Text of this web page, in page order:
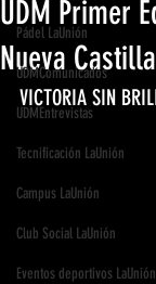
Pádel LaUnión
UDMComunicados
UDMEntrevistas
Tecnificación LaUnión
Campus LaUnión
Club Social LaUnión
Eventos deportivos LaUnión
UDM Primer
Nueva Castilla
VICTORIA SIN